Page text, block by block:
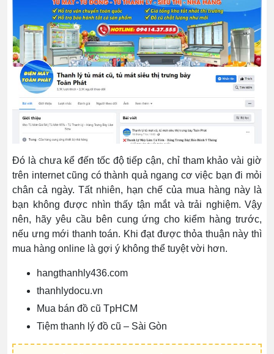
Đó là chưa kể đến tốc độ tiếp cận, chỉ tham khảo vài giờ
trên internet cũng có thành quả ngang cơ việc bạn đi mỏi
chân cả ngày. Tất nhiên, hạn chế của mua hàng này là
bạn không được nhìn thấy tận mắt và trải nghiệm. Vậy
nên, hãy yêu cầu bên cung ứng cho kiểm hàng trước,
nếu ưng mới thanh toán. Khi đạt được thỏa thuận này thì
mua hàng online là gợi ý không thể tuyệt vời hơn.
hangthanhly436.com
thanhlydocu.vn
Mua bán đồ cũ TpHCM
Tiệm thanh lý đồ cũ – Sài Gòn